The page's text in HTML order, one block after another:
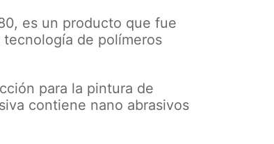
es un producto que fue
de polímeros
para la pintura de
contiene nano abrasivos